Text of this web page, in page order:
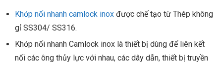
Khớp nối nhanh camlock inox được chế tạo từ Thép không
gỉ SS304/ SS316.
Khớp nối nhanh Camlock inox là thiết bị dùng để liên kết
nối các ông thủy lực với nhau, các dây dẫn, thiết bị truyền